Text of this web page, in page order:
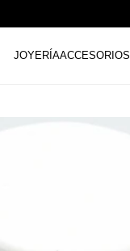
JOYERÍAACCESORIOS